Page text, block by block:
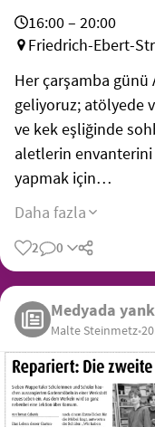
16:00 – 20:00
Friedrich-Ebert-
Her çarşamba günü
geliyoruz; atölyede
ve kek eşliğinde
aletlerin envanterini
yapmak için…
Daha fazla
2 0
Medyada
Malte Steinmetz•